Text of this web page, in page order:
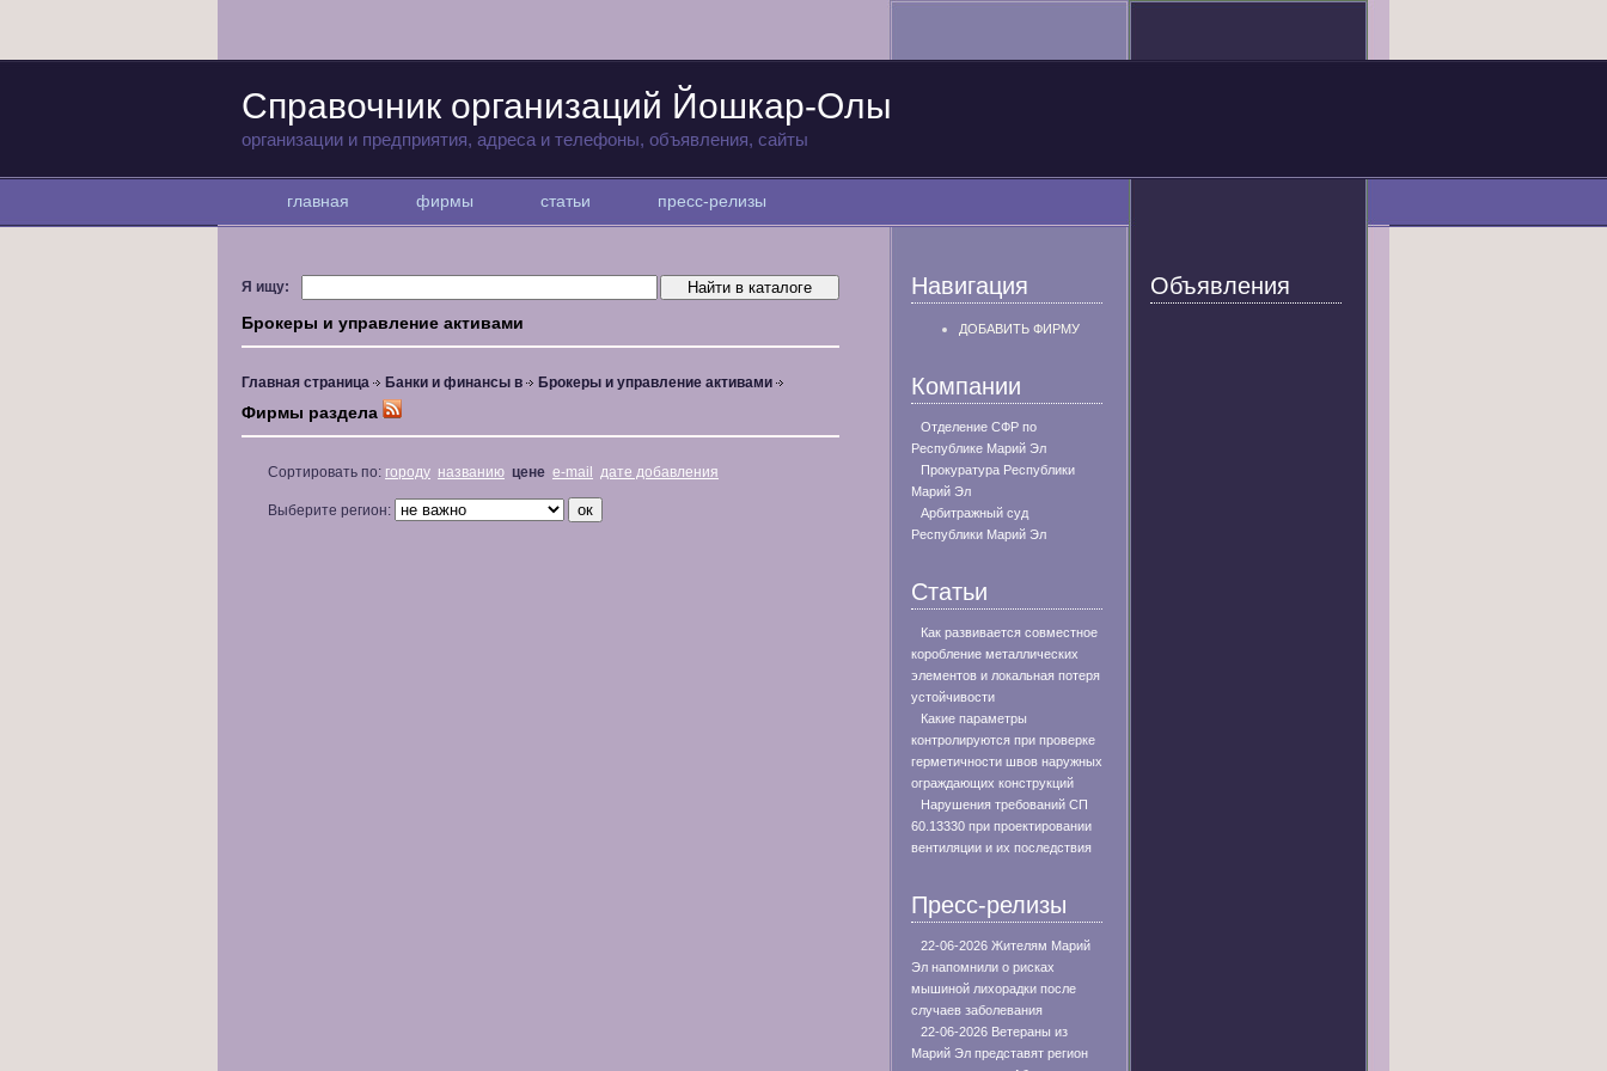
Справочник организаций Йошкар-Олы
организации и предприятия, адреса и телефоны, объявления, сайты
главная фирмы статьи пресс-релизы
Я ищу:
Брокеры и управление активами
Главная страница Банки и финансы в Брокеры и управление активами
Фирмы раздела
Сортировать по: городу названию цене e-mail дате добавления
Выберите регион:
Навигация
ДОБАВИТЬ ФИРМУ
Компании
Отделение СФР по
Республике Марий Эл
Прокуратура Республики
Марий Эл
Арбитражный суд
Республики Марий Эл
Статьи
Как развивается совместное
коробление металлических
элементов и локальная потеря
устойчивости
Какие параметры
контролируются при проверке
герметичности швов наружных
ограждающих конструкций
Нарушения требований СП
60.13330 при проектировании
вентиляции и их последствия
Пресс-релизы
22-06-2026 Жителям Марий
Эл напомнили о рисках
мышиной лихорадки после
случаев заболевания
22-06-2026 Ветераны из
Марий Эл представят регион
Объявления